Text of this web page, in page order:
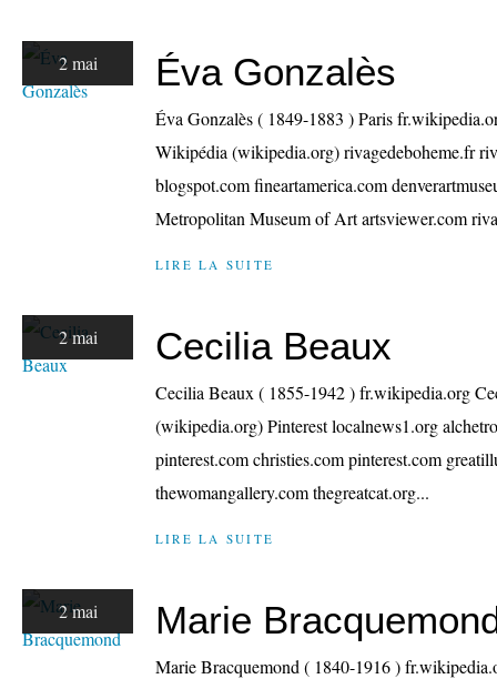
2 mai Éva Gonzalès
Éva Gonzalès ( 1849-1883 ) Paris
Wikipédia (wikipedia.org) rivagedeboheme.fr
blogspot.com fineartamerica.com
Metropolitan Museum of Art artsviewer.com
LIRE LA SUITE
2 mai Cecilia Beaux
Cecilia Beaux ( 1855-1942 ) fr.wikipedia.org
(wikipedia.org) Pinterest localnews1.org
pinterest.com christies.com pinterest.com
thewomangallery.com thegreatcat.org...
LIRE LA SUITE
2 mai Marie
Marie Bracquemond ( 1840-1916 )